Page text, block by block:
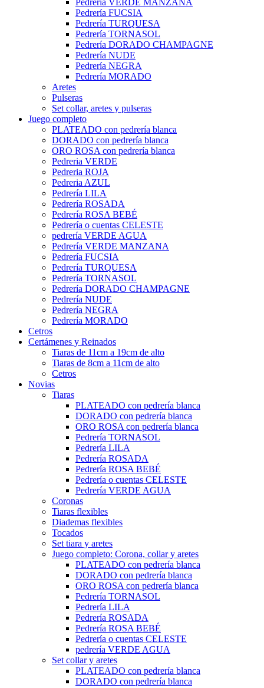
Pedrería VERDE MANZANA
Pedrería FUCSIA
Pedrería TURQUESA
Pedrería TORNASOL
Pedrería DORADO CHAMPAGNE
Pedrería NUDE
Pedrería NEGRA
Pedrería MORADO
Aretes
Pulseras
Set collar, aretes y pulseras
Juego completo
PLATEADO con pedrería blanca
DORADO con pedrería blanca
ORO ROSA con pedrería blanca
Pedreria VERDE
Pedreria ROJA
Pedreria AZUL
Pedrería LILA
Pedrería ROSADA
Pedrería ROSA BEBÉ
Pedrería o cuentas CELESTE
pedrería VERDE AGUA
Pedrería VERDE MANZANA
Pedrería FUCSIA
Pedrería TURQUESA
Pedrería TORNASOL
Pedrería DORADO CHAMPAGNE
Pedrería NUDE
Pedrería NEGRA
Pedrería MORADO
Cetros
Certámenes y Reinados
Tiaras de 11cm a 19cm de alto
Tiaras de 8cm a 11cm de alto
Cetros
Novias
Tiaras
PLATEADO con pedrería blanca
DORADO con pedrería blanca
ORO ROSA con pedrería blanca
Pedrería TORNASOL
Pedrería LILA
Pedrería ROSADA
Pedrería ROSA BEBÉ
Pedrería o cuentas CELESTE
Pedrería VERDE AGUA
Coronas
Tiaras flexibles
Diademas flexibles
Tocados
Set tiara y aretes
Juego completo: Corona, collar y aretes
PLATEADO con pedrería blanca
DORADO con pedrería blanca
ORO ROSA con pedrería blanca
Pedrería TORNASOL
Pedrería LILA
Pedrería ROSADA
Pedrería ROSA BEBÉ
Pedrería o cuentas CELESTE
pedrería VERDE AGUA
Set collar y aretes
PLATEADO con pedrería blanca
DORADO con pedrería blanca